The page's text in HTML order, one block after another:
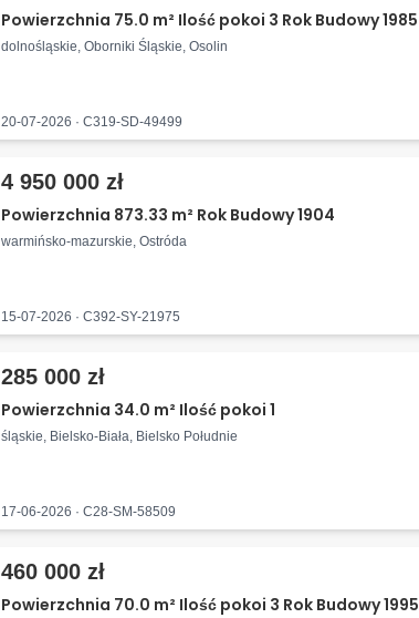
Powierzchnia 75.0 m² Ilość pokoi 3 Rok Budowy 1985
dolnośląskie, Oborniki Śląskie, Osolin
20-07-2026 · C319-SD-49499
4 950 000 zł
Powierzchnia 873.33 m² Rok Budowy 1904
warmińsko-mazurskie, Ostróda
15-07-2026 · C392-SY-21975
285 000 zł
Powierzchnia 34.0 m² Ilość pokoi 1
śląskie, Bielsko-Biała, Bielsko Południe
17-06-2026 · C28-SM-58509
460 000 zł
Powierzchnia 70.0 m² Ilość pokoi 3 Rok Budowy 1995